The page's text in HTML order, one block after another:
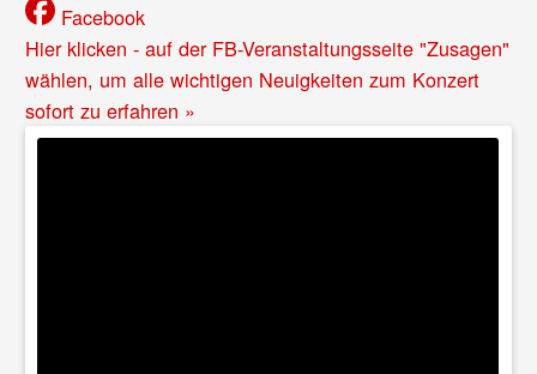
Facebook
Hier klicken - auf der FB-Veranstaltungsseite "Zusagen"
wählen, um alle wichtigen Neuigkeiten zum Konzert
sofort zu erfahren »